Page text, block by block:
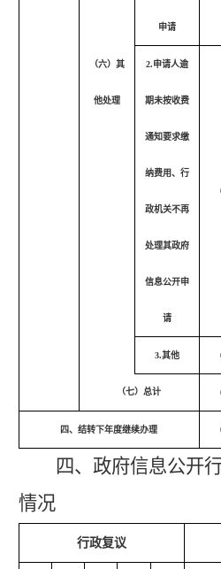
（六）其
他处理
申请
2.申请人逾
期未按收费
通知要求缴
纳费用、行
政机关不再
处理其政府
信息公开申
请
3.其他
（七）总计
四、结转下年度继续办理
四、政府信息公开
情况
行政复议